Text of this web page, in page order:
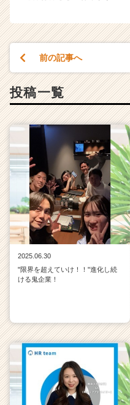
サ
チ
ア
（C
e
e
r
C
a
r
e
e
前の記事へ
投稿一覧
2025.06.30
"限界を超えていけ！！"進化し続
ける鬼企業！